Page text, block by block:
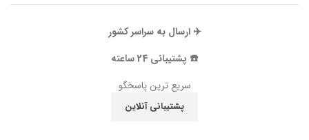
✈️ ارسال به سراسر کشور
☎️ پشتیبانی 24 ساعته
سریع ترین پاسخگو
پشتیبانی آنلاین